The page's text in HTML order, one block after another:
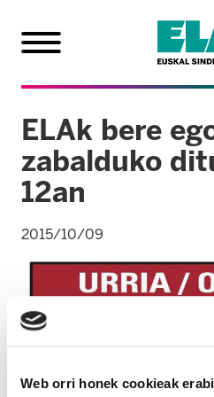
Web orri honek cookieak
ELAk bere
zabalduko
12an
2015/10/09